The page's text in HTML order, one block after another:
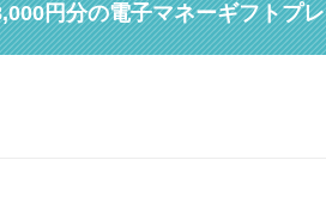
円分の電子マネーギフトプ